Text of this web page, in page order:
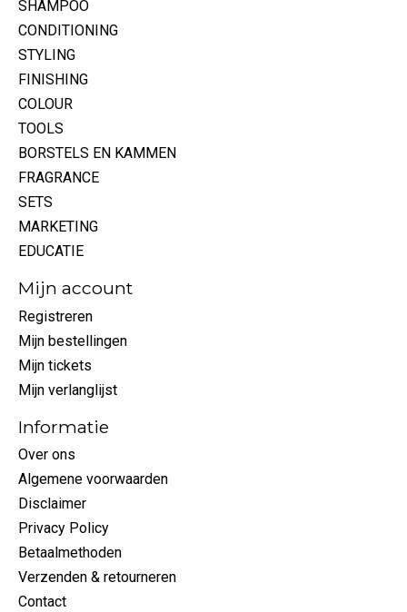
SHAMPOO
CONDITIONING
STYLING
FINISHING
COLOUR
TOOLS
BORSTELS EN KAMMEN
FRAGRANCE
SETS
MARKETING
EDUCATIE
Mijn account
Registreren
Mijn bestellingen
Mijn tickets
Mijn verlanglijst
Informatie
Over ons
Algemene voorwaarden
Disclaimer
Privacy Policy
Betaalmethoden
Verzenden & retourneren
Contact